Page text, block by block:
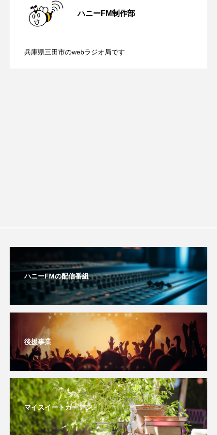
youtube
⻑尾謙杜
「THE オリバーな犬、（Gosh!!）このヤロウMOVIE」
おしえて絵本 おでかけ情報
おばあちゃんと僕の約束 おもいおいも
かしこいグレーテル かもめ食堂
がんを知り、がんを考える きてみで東北
きもちはなにいろ？ くまぐみ
くるまのなかには？ けやき台中学校
けやき台小学校
ハニーFM制作部
兵庫県三田市のwebラジオ局です
ハニーFMの配信番組
後援事業
マイスイートガーデン